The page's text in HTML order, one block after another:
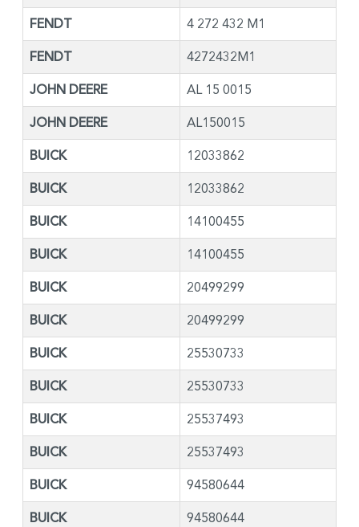
FENDT 4 272 432 M1
FENDT 4272432M1
JOHN DEERE AL 15 0015
JOHN DEERE AL150015
BUICK 12033862
BUICK 12033862
BUICK 14100455
BUICK 14100455
BUICK 20499299
BUICK 20499299
BUICK 25530733
BUICK 25530733
BUICK 25537493
BUICK 25537493
BUICK 94580644
BUICK 94580644